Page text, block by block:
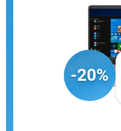
-20%